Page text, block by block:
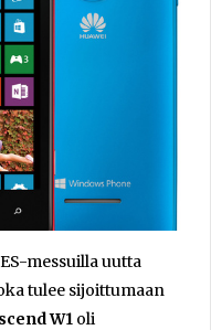
messuilla uutta
tulee sijoittumaan
W1 oli